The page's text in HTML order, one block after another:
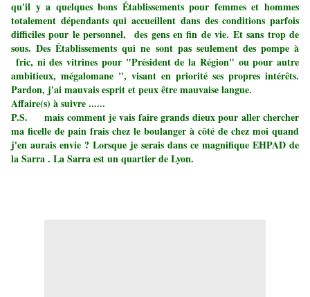
qu'il y a quelques bons Établissements pour femmes et hommes
totalement dépendants qui accueillent dans des conditions parfois
difficiles pour le personnel, des gens en fin de vie. Et sans trop de
sous. Des Établissements qui ne sont pas seulement des pompe à
fric, ni des vitrines pour "Président de la Région" ou pour autre
ambitieux, mégalomane ", visant en priorité ses propres intérêts.
Pardon, j'ai mauvais esprit et peux être mauvaise langue.
Affaire(s) à suivre ......
P.S. mais comment je vais faire grands dieux pour aller chercher
ma ficelle de pain frais chez le boulanger à côté de chez moi quand
j'en aurais envie ? Lorsque je serais dans ce magnifique EHPAD de
la Sarra . La Sarra est un quartier de Lyon.